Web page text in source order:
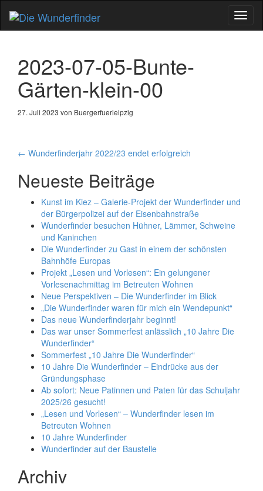
2023-07-05-Bunte-
Gärten-klein-00
27. Juli 2023 von Buergerfuerleipzig
Artikel-
Navigation
← Wunderfinderjahr 2022/23 endet erfolgreich
Neueste Beiträge
Kunst im Kiez – Galerie-Projekt der Wunderfinder und
der Bürgerpolizei auf der Eisenbahnstraße
Wunderfinder besuchen Hühner, Lämmer, Schweine
und Kaninchen
Die Wunderfinder zu Gast in einem der schönsten
Bahnhöfe Europas
Projekt „Lesen und Vorlesen“: Ein gelungener
Vorlesenachmittag im Betreuten Wohnen
Neue Perspektiven – Die Wunderfinder im Blick
„Die Wunderfinder waren für mich ein Wendepunkt“
Das neue Wunderfinderjahr beginnt!
Das war unser Sommerfest anlässlich „10 Jahre Die
Wunderfinder“
Sommerfest „10 Jahre Die Wunderfinder“
10 Jahre Die Wunderfinder – Eindrücke aus der
Gründungsphase
Ab sofort: Neue Patinnen und Paten für das Schuljahr
2025/26 gesucht!
„Lesen und Vorlesen“ – Wunderfinder lesen im
Betreuten Wohnen
10 Jahre Wunderfinder
Wunderfinder auf der Baustelle
Archiv